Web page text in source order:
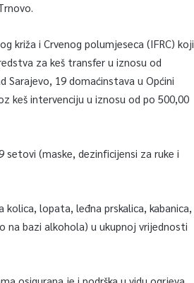
križa i Crvenog polumjeseca (IFRC) koji
za keš transfer u iznosu od
Sarajevo, 19 domaćinstava u Općini
keš intervenciju u iznosu od po 500,00
setovi (maske, dezinficijensi za ruke i
lopata, leđna prskalica, kabanica,
na bazi alkohola) u ukupnoj vrijednosti